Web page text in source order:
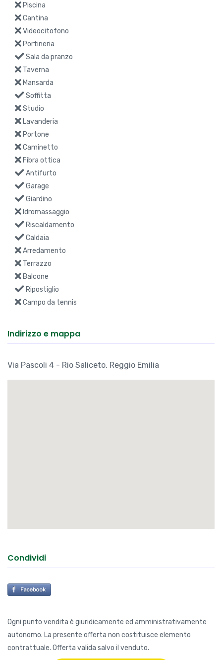
Piscina
Cantina
Videocitofono
Portineria
Sala da pranzo
Taverna
Mansarda
Soffitta
Studio
Lavanderia
Portone
Caminetto
Fibra ottica
Antifurto
Garage
Giardino
Idromassaggio
Riscaldamento
Caldaia
Arredamento
Terrazzo
Balcone
Ripostiglio
Campo da tennis
Indirizzo e mappa
Via Pascoli 4 - Rio Saliceto, Reggio Emilia
Condividi
Ogni punto vendita è giuridicamente ed amministrativamente
autonomo. La presente offerta non costituisce elemento
contrattuale. Offerta valida salvo il venduto.